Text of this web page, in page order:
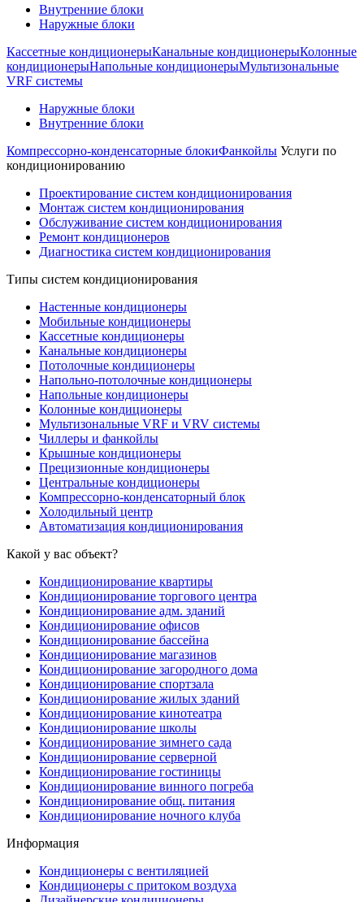
Внутренние блоки
Наружные блоки
Кассетные кондиционерыКанальные кондиционерыКолонные
кондиционерыНапольные кондиционерыМультизональные
VRF системы
Наружные блоки
Внутренние блоки
Компрессорно-конденсаторные блокиФанкойлы Услуги по
кондиционированию
Проектирование систем кондиционирования
Монтаж систем кондиционирования
Обслуживание систем кондиционирования
Ремонт кондиционеров
Диагностика систем кондиционирования
Типы систем кондиционирования
Настенные кондиционеры
Мобильные кондиционеры
Кассетные кондиционеры
Канальные кондиционеры
Потолочные кондиционеры
Напольно-потолочные кондиционеры
Напольные кондиционеры
Колонные кондиционеры
Мультизональные VRF и VRV системы
Чиллеры и фанкойлы
Крышные кондиционеры
Прецизионные кондиционеры
Центральные кондиционеры
Компрессорно-конденсаторный блок
Холодильный центр
Автоматизация кондиционирования
Какой у вас объект?
Кондиционирование квартиры
Кондиционирование торгового центра
Кондиционирование адм. зданий
Кондиционирование офисов
Кондиционирование бассейна
Кондиционирование магазинов
Кондиционирование загородного дома
Кондиционирование спортзала
Кондиционирование жилых зданий
Кондиционирование кинотеатра
Кондиционирование школы
Кондиционирование зимнего сада
Кондиционирование серверной
Кондиционирование гостиницы
Кондиционирование винного погреба
Кондиционирование общ. питания
Кондиционирование ночного клуба
Информация
Кондиционеры с вентиляцией
Кондиционеры с притоком воздуха